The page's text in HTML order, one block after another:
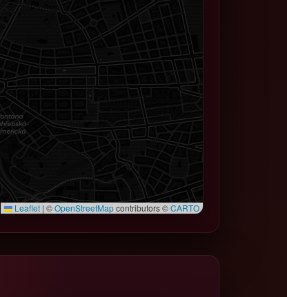
Leaflet | ©OpenStreetMapcontributors ©CARTO